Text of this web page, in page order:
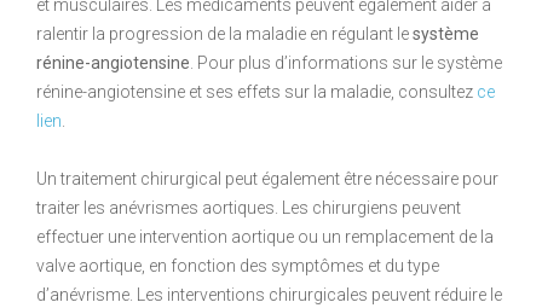
et musculaires. Les médicaments peuvent également aider à
ralentir la progression de la maladie en régulant lesystème
rénine-angiotensine . Pour plus d’informations sur le système
rénine-angiotensine et ses effets sur la maladie, consultez ce
lien
Un traitement chirurgical peut également être nécessaire pour
traiter les anévrismes aortiques. Les chirurgiens peuvent
effectuer une intervention aortique ou un remplacement de la
valve aortique, en fonction des symptômes et du type
d’anévrisme. Les interventions chirurgicales peuvent réduire le